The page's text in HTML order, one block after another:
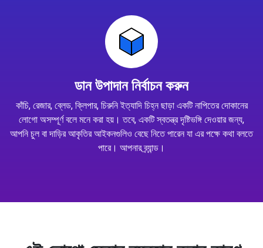
ডান উপাদান নির্বাচন করুন
কাঁচি, রেজার, ব্লেড, ক্লিপার, চিরুনি ইত্যাদি চিহ্ন ছাড়া একটি নাপিতের দোকানের
লোগো অসম্পূর্ণ বলে মনে করা হয়। তবে, একটি স্বতন্ত্র দৃষ্টিভঙ্গি দেওয়ার জন্য,
আপনি চুল বা দাড়ির আকৃতির আইকনগুলিও বেছে নিতে পারেন যা এর পক্ষে কথা বলতে
পারে। আপনার ব্র্যান্ড।